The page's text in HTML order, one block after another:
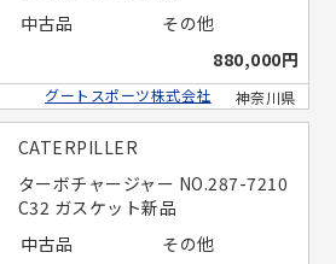
中古品
その他
880,000円
神奈川県
グートスポーツ株式会社
CATERPILLER
ターボチャージャー NO.287-7210
C32 ガスケット新品
中古品
その他